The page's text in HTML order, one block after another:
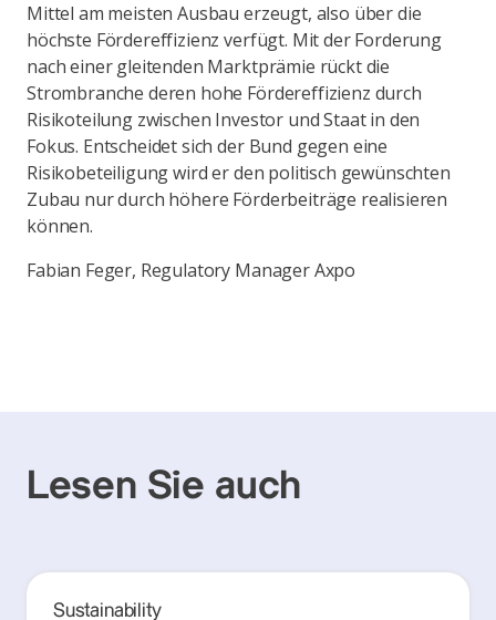
Mittel am meisten Ausbau erzeugt, also über die
höchste Fördereffizienz verfügt. Mit der Forderung
nach einer gleitenden Marktprämie rückt die
Strombranche deren hohe Fördereffizienz durch
Risikoteilung zwischen Investor und Staat in den
Fokus. Entscheidet sich der Bund gegen eine
Risikobeteiligung wird er den politisch gewünschten
Zubau nur durch höhere Förderbeiträge realisieren
können.
Fabian Feger, Regulatory Manager Axpo
Lesen Sie auch
Sustainability